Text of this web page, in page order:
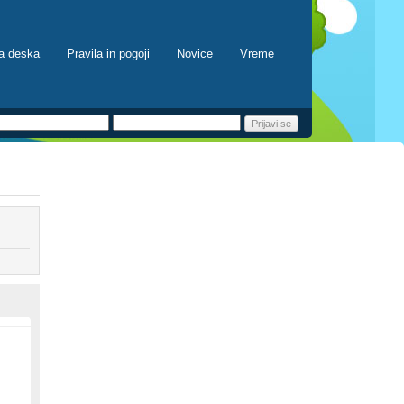
deska Pravila in pogoji Novice Vreme